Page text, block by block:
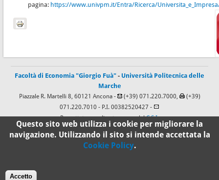
pagina: https://www.univpm.it/Entra/Ricerca/
Facoltà di Economia "Giorgio Fuà" - Università Politecnica delle
Marche
Piazzale R. Martelli 8, 60121 Ancona - (+39) 071.220.7000,
(+39)
071.220.7010 - P.I. 00382520427 -
Progettato e realizzato a cura delC.S.I.
Questo sito web utilizza i cookie per migliorare la
navigazione. Utilizzando il sito si intende accettata la
Cookie Policy.
Accetto